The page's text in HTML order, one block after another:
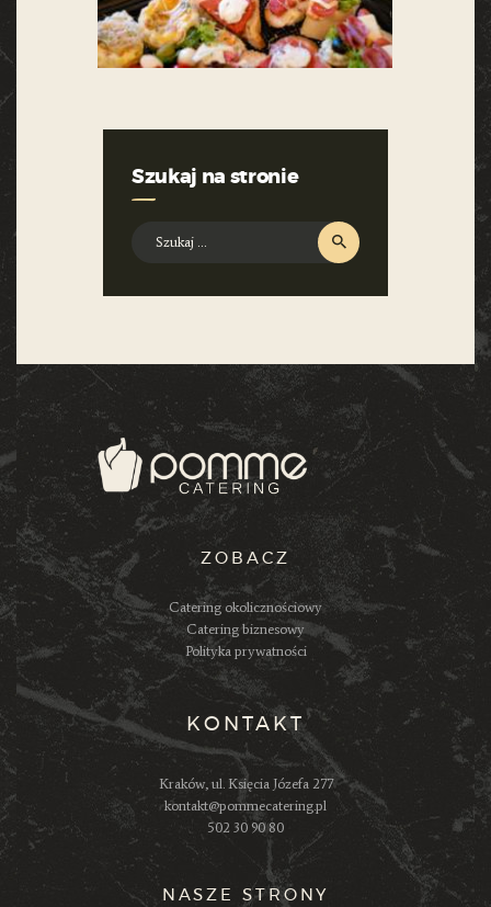
Szukaj na stronie
ZOBACZ
Catering okolicznościowy
Catering biznesowy
Polityka prywatności
KONTAKT
Kraków, ul. Księcia Józefa 277
kontakt@pommecatering.pl
502 30 90 80
NASZE STRONY